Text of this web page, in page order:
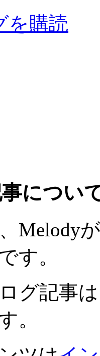
を購読
につい
Melody
す。
グ記事
。